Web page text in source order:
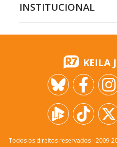
INSTITUCIONAL
KEILA
Todos os direitos reservados - 2009-